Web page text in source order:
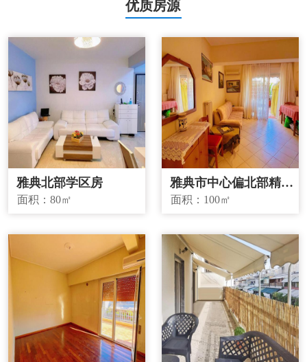
优质房源
雅典北部学区房
面积：80㎡
雅典市中心偏北部精品
投资房源
面积： 100㎡